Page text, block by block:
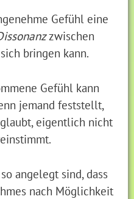
Gefühl eine
zwischen
bringen kann.
Gefühl kann
jemand feststellt,
eigentlich nicht
angelegt sind, dass
nach Möglichkeit